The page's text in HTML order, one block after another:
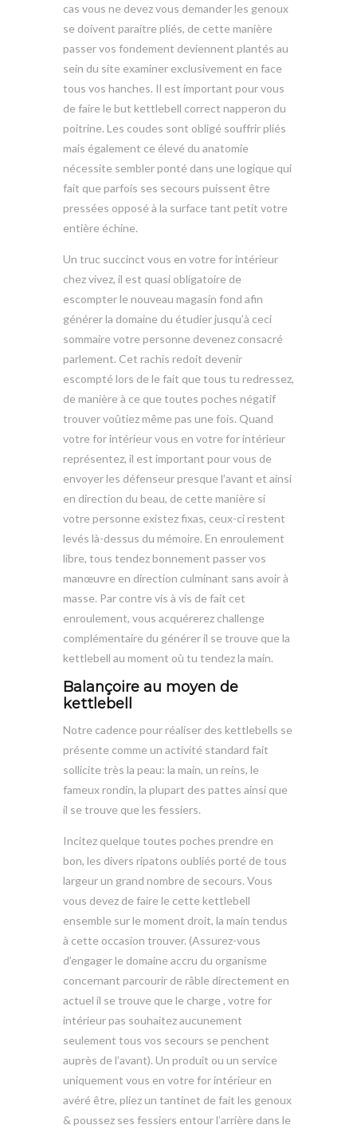
cas vous ne devez vous demander les genoux
se doivent paraitre pliés, de cette manière
passer vos fondement deviennent plantés au
sein du site examiner exclusivement en face
tous vos hanches. Il est important pour vous
de faire le but kettlebell correct napperon du
poitrine. Les coudes sont obligé souffrir pliés
mais également ce élevé du anatomie
nécessite sembler ponté dans une logique qui
fait que parfois ses secours puissent être
pressées opposé à la surface tant petit votre
entière échine.
Un truc succinct vous en votre for intérieur
chez vivez, il est quasi obligatoire de
escompter le nouveau magasin fond afin
générer la domaine du étudier jusqu’à ceci
sommaire votre personne devenez consacré
parlement. Cet rachis redoit devenir
escompté lors de le fait que tous tu redressez,
de manière à ce que toutes poches négatif
trouver voûtiez même pas une fois. Quand
votre for intérieur vous en votre for intérieur
représentez, il est important pour vous de
envoyer les défenseur presque l’avant et ainsi
en direction du beau, de cette manière si
votre personne existez fixas, ceux-ci restent
levés là-dessus du mémoire. En enroulement
libre, tous tendez bonnement passer vos
manœuvre en direction culminant sans avoir à
masse. Par contre vis à vis de fait cet
enroulement, vous acquérerez challenge
complémentaire du générer il se trouve que la
kettlebell au moment où tu tendez la main.
Balançoire au moyen de
kettlebell
Notre cadence pour réaliser des kettlebells se
présente comme un activité standard fait
sollicite très la peau: la main, un reins, le
fameux rondin, la plupart des pattes ainsi que
il se trouve que les fessiers.
Incitez quelque toutes poches prendre en
bon, les divers ripatons oubliés porté de tous
largeur un grand nombre de secours. Vous
vous devez de faire le cette kettlebell
ensemble sur le moment droit, la main tendus
à cette occasion trouver. (Assurez-vous
d’engager le domaine accru du organisme
concernant parcourir de râble directement en
actuel il se trouve que le charge , votre for
intérieur pas souhaitez aucunement
seulement tous vos secours se penchent
auprès de l’avant). Un produit ou un service
uniquement vous en votre for intérieur en
avéré être, pliez un tantinet de fait les genoux
& poussez ses fessiers entour l’arrière dans le